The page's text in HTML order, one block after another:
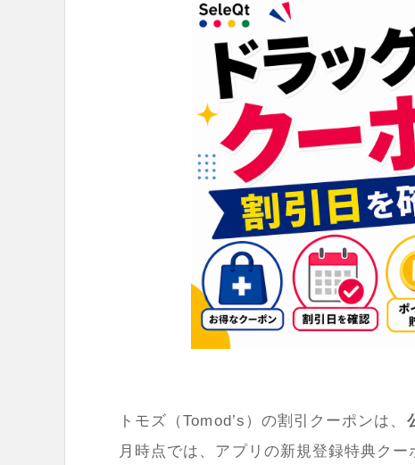
トモズ（Tomod’s）の割引クーポンは、
月時点では、アプリの新規登録特典ク